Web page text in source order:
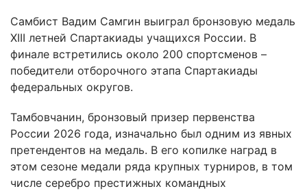
Самбист Вадим Самгин выиграл бронзовую медаль
XIII летней Спартакиады учащихся России. В
финале встретились около 200 спортсменов –
победители отборочного этапа Спартакиады
федеральных округов.
Тамбовчанин, бронзовый призер первенства
России 2026 года, изначально был одним из явных
претендентов на медаль. В его копилке наград в
этом сезоне медали ряда крупных турниров, в том
числе серебро престижных командных